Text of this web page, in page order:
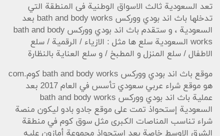
تعد السعودية ثالث الاسواق الوطنية فى المنطقة التي
تدخلها باث اند بودي ووركس bath and body works بعد
السعودية ، و ستقدم باث اند بودي ووركس bath and body
works السعودية سلع ها مثل : الازياء / الرقمية / سلع
الاطفال / سلع المنزل و المطبخ / و سلع العناية بالنظارة
موقع باث اند بودي ووركس bath and body works كوم.com
هو موقع شراء عربي سعودي تأسس في العام 2017 بعد
عملية باث اند بودي ووركس bath and body works
السعودية إستحواذ تمت على موقع جادو بادو ليكون منصة
شراء تناسب المناصات الكبرى مثل سوق كوم في منطقة
الشرق الاوسط خاصة بعد إستحواذ مجموعة أمازون عليه